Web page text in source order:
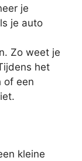
je
je auto
Zo weet je
het
of een
kleine